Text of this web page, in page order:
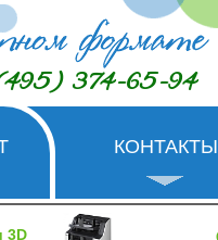
374-65-94
КОНТАКТЫ
3D